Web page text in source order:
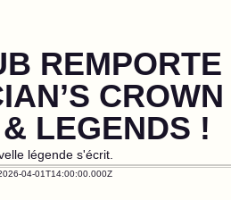
REMPORTE
CROWN
LEGENDS !
légende s'écrit.
04-01T14:00:00.000Z